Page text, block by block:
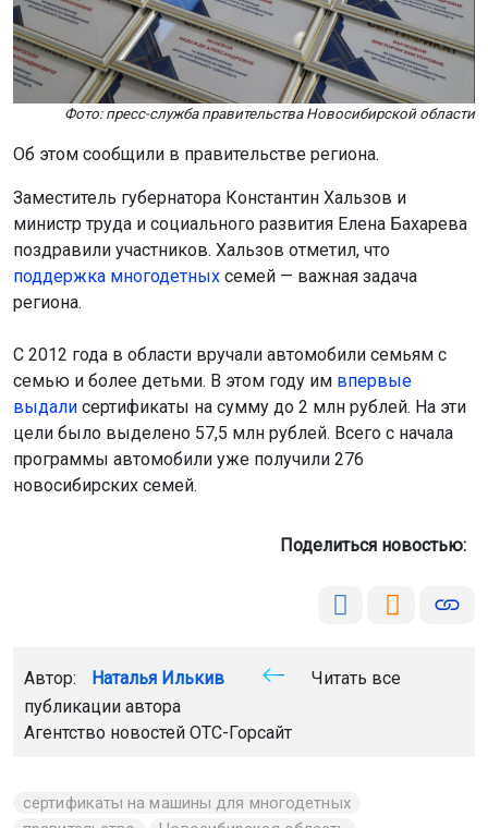
Фото: пресс-служба правительства Новосибирской области
Об этом сообщили в правительстве региона.
Заместитель губернатора Константин Хальзов и
министр труда и социального развития Елена Бахарева
поздравили участников. Хальзов отметил, что
поддержка многодетных семей — важная задача
региона.
С 2012 года в области вручали автомобили семьям с
семью и более детьми. В этом году им впервые
выдали сертификаты на сумму до 2 млн рублей. На эти
цели было выделено 57,5 млн рублей. Всего с начала
программы автомобили уже получили 276
новосибирских семей.
Поделиться новостью:
Автор: Наталья Илькив
Читать все
публикации автора
Агентство новостей ОТС-Горсайт
сертификаты на машины для многодетных